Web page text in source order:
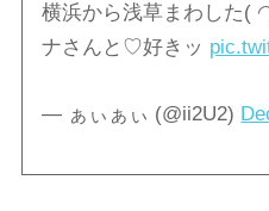
横浜から浅草まわした
ナさんと♡好きッ
— ぁぃぁぃ (@ii2U2)